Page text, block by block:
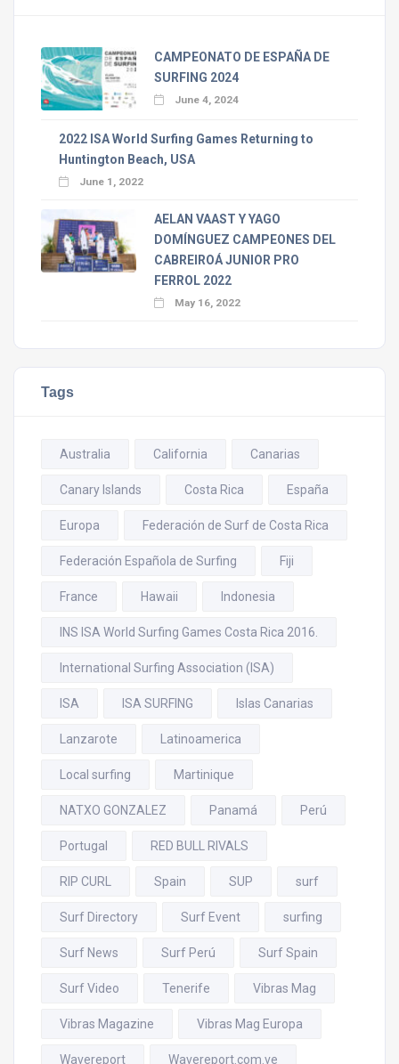
CAMPEONATO DE ESPAÑA DE
SURFING 2024
June 4, 2024
2022 ISA World Surfing Games Returning to
Huntington Beach, USA
June 1, 2022
AELAN VAAST Y YAGO
DOMÍNGUEZ CAMPEONES DEL
CABREIROÁ JUNIOR PRO
FERROL 2022
May 16, 2022
Tags
Australia California Canarias
Canary Islands Costa Rica España
Europa Federación de Surf de Costa Rica
Federación Española de Surfing Fiji
France Hawaii Indonesia
INS ISA World Surfing Games Costa Rica 2016.
International Surfing Association (ISA)
ISA ISA SURFING Islas Canarias
Lanzarote Latinoamerica
Local surfing Martinique
NATXO GONZALEZ Panamá Perú
Portugal RED BULL RIVALS
RIP CURL Spain SUP surf
Surf Directory Surf Event surfing
Surf News Surf Perú Surf Spain
Surf Video Tenerife Vibras Mag
Vibras Magazine Vibras Mag Europa
Wavereport Wavereport.com.ve